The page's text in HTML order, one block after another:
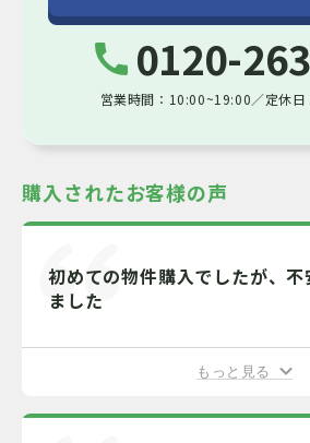
情報公開日：2026-08-08 次回更新日：2026-
0120-
営業時間：10:00~19:00／定休日
購入されたお客様の声
初めての物件購入でしたが、
ました
もっと見る